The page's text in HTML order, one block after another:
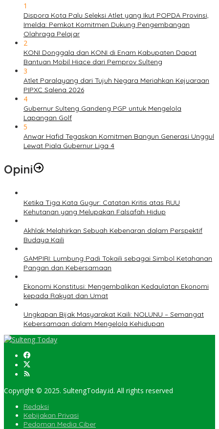
1
Dispora Kota Palu Seleksi Atlet yang Ikut POPDA Provinsi,
Imelda: Pemkot Komitmen Dukung Pengembangan
Olahraga Pelajar
2
KONI Donggala dan KONI di Enam Kabupaten Dapat
Bantuan Mobil Hiace dari Pemprov Sulteng
3
Atlet Paralayang dari Tujuh Negara Meriahkan Kejuaraan
PIPXC Salena 2026
4
Gubernur Sulteng Gandeng PGP untuk Mengelola
Lapangan Golf
5
Anwar Hafid Tegaskan Komitmen Bangun Generasi Unggul
Lewat Piala Gubernur Liga 4
Opini
Ketika Tiga Kata Gugur: Catatan Kritis atas RUU
Kehutanan yang Melupakan Falsafah Hidup
Akhlak Melahirkan Sebuah Kebenaran dalam Perspektif
Budaya Kaili
GAMPIRI: Lumbung Padi Tokaili sebagai Simbol Ketahanan
Pangan dan Kebersamaan
Ekonomi Konstitusi: Mengembalikan Kedaulatan Ekonomi
kepada Rakyat dan Umat
Ungkapan Bijak Masyarakat Kaili: NOLUNU – Semangat
Kebersamaan dalam Mengelola Kehidupan
Copyright © 2025. SultengToday.id. All rights reserved
Redaksi
Kebijakan Privasi
Pedoman Media Ciber